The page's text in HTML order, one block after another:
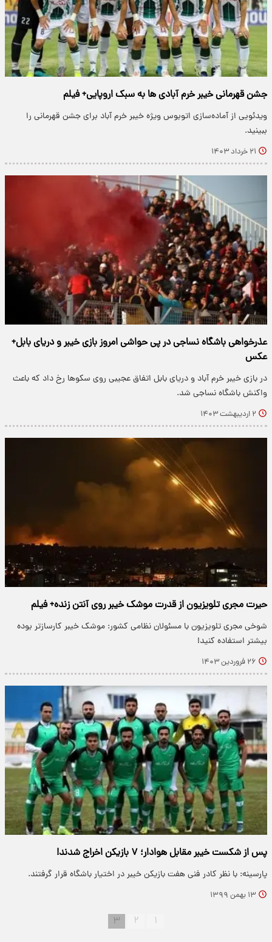
جشن قهرمانی خیبر خرم آبادی ها به سبک اروپایی+ فیلم
ویدئویی از آماده‌سازی اتوبوس ویژه خیبر خرم آباد برای جشن قهرمانی را
ببینید.
۲۱ خرداد ۱۴۰۳
عذرخواهی باشگاه نساجی در پی حواشی امروز بازی خیبر و دریای بابل+
عکس
در بازی خیبر خرم آباد و دریای بابل اتفاق عجیبی روی سکوها رخ داد که باعث
واکنش باشگاه نساجی شد.
۲ اردیبهشت ۱۴۰۳
حیرت مجری تلویزیون از قدرت موشک خیبر روی آنتن زنده+ فیلم
شوخی مجری تلویزیون با مسئولان نظامی کشور: موشک خیبر کارسازتر بوده
بیشتر استفاده کنید!
۲۶ فروردین ۱۴۰۳
پس از شکست خیبر مقابل هوادار؛ ۷ بازیکن اخراج شدند!
پارسینه: با نظر کادر فنی هفت بازیکن خیبر در اختیار باشگاه قرار گرفتند.
۱۳ بهمن ۱۳۹۹
۱ ۲ ۳